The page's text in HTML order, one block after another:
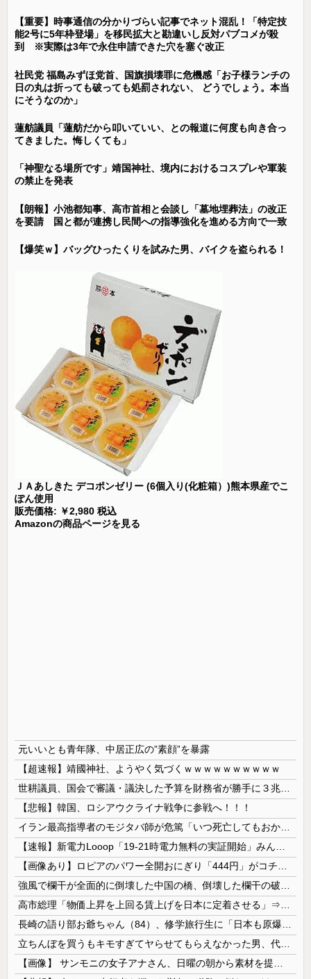
【重要】時事通信の分かりづらい記事でネット混乱！「特定技
能2号に5年枠登場」を移民拡大と勘違いし反対パブコメが殺
到 ※実際は3年で永住申請できた穴を塞ぐ改正
社民党 福島みずほ党首、国旗損壊罪に危機感「お子様ランチの
日の丸は折っても破っても処罰されない、 どうでしょう。本当
にそうなのか」
蓮舫議員「蓮舫だから叩いていい、との報道に何度も向き合っ
てきました。悔しくても」
「神聖なる場所です」靖国神社、境内におけるコスプレや軍装
の禁止を発表
【朗報】小池都知事、高市首相と会談し「墓地埋葬法」の改正
を要請 国と都が連携し民間への指導強化を進める方向で一致
【爆笑ｗ】バッグひったくりを試みた男、バイクを盗られる！
ＪＡあしきた デコポンゼリー (6個入り(化粧箱）)熊本県産でこ
ぽん使用
販売価格: ￥2,980 税込
Amazonの商品ページを見る
元いいとも青年隊、中居正広の”素顔”を暴露
【超速報】靖國神社、ようやく気づくｗｗｗｗｗｗｗｗｗｗ
【悲報】韓国、ロシアウクライナ戦争に参戦へ！！！